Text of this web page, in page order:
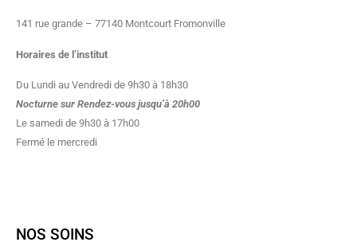
141 rue grande – 77140 Montcourt Fromonville
Horaires de l’institut
Du Lundi au Vendredi de 9h30 à 18h30
Nocturne sur Rendez-vous jusqu’à 20h00
Le samedi de 9h30 à 17h00
Fermé le mercredi
NOS SOINS